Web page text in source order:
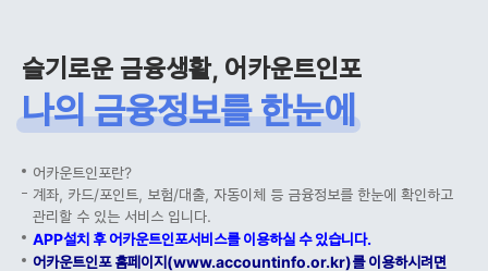
슬기로운 금융생활, 어카운트인포
나의 금융정보를 한눈에
어카운트인포란?
계좌, 카드/포인트, 보험/대출, 자동이체 등 금융정보를 한눈에 확인하고
관리할 수 있는 서비스 입니다.
APP설치 후 어카운트인포서비스를 이용하실 수 있습니다.
어카운트인포 홈페이지(www.accountinfo.or.kr)를 이용하시려면